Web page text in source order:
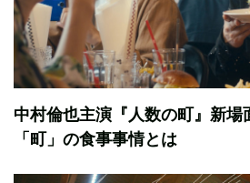
中村倫也主演『人数の町』新
「町」の食事事情とは